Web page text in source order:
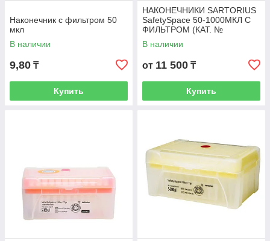
Наконечник с фильтром 50
мкл
В наличии
9,80 ₸
Купить
НАКОНЕЧНИКИ SARTORIUS
SafetySpace 50-1000МКЛ С
ФИЛЬТРОМ (КАТ. №
791001F)
В наличии
от 11 500 ₸
Купить